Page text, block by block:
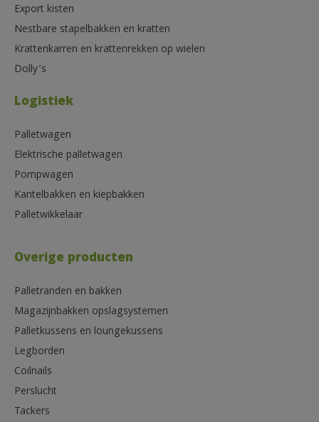
Export kisten
Nestbare stapelbakken en kratten
Krattenkarren en krattenrekken op wielen
Dolly’s
Logistiek
Palletwagen
Elektrische palletwagen
Pompwagen
Kantelbakken en kiepbakken
Palletwikkelaar
Overige producten
Palletranden en bakken
Magazijnbakken opslagsystemen
Palletkussens en loungekussens
Legborden
Coilnails
Perslucht
Tackers